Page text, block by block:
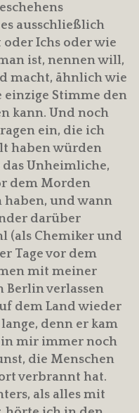
ausschließlich
oder Ichs oder wie
ist, nennen will,
macht, ähnlich wie
einzige Stimme den
kann. Und noch
ein, die ich
haben würden
Unheimliche,
dem Morden
haben, und wann
darüber
(als Chemiker und
Tage vor dem
mit meiner
Berlin verlassen
dem Land wieder
denn er kam
in mir immer noch
die Menschen
verbrannt hat.
als alles mit